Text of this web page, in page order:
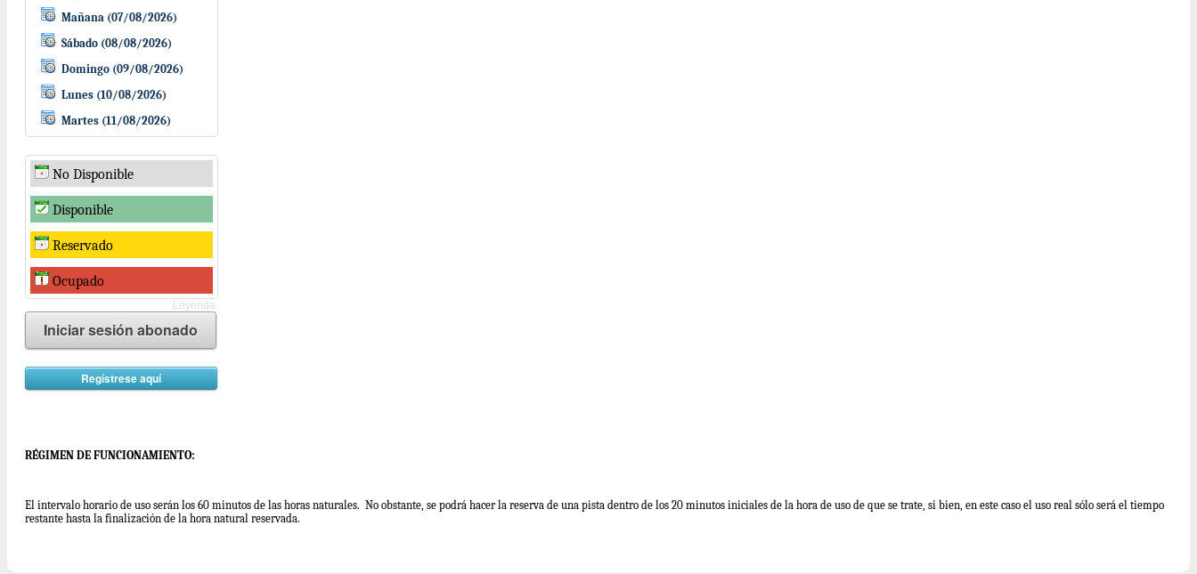
Mañana (07/08/2026)
Sábado (08/08/2026)
Domingo (09/08/2026)
Lunes (10/08/2026)
Martes (11/08/2026)
No Disponible
Disponible
Reservado
Ocupado
Leyenda.
Iniciar sesión abonado
Regístrese aquí
RÉGIMEN DE FUNCIONAMIENTO:
El intervalo horario de uso serán los 60 minutos de las horas naturales. No obstante, se podrá hacer la reserva de una pista dentro de los 20 minutos iniciales de la hora de uso de que se trate, si bien, en este caso el uso real sólo será el tiempo
restante hasta la finalización de la hora natural reservada.